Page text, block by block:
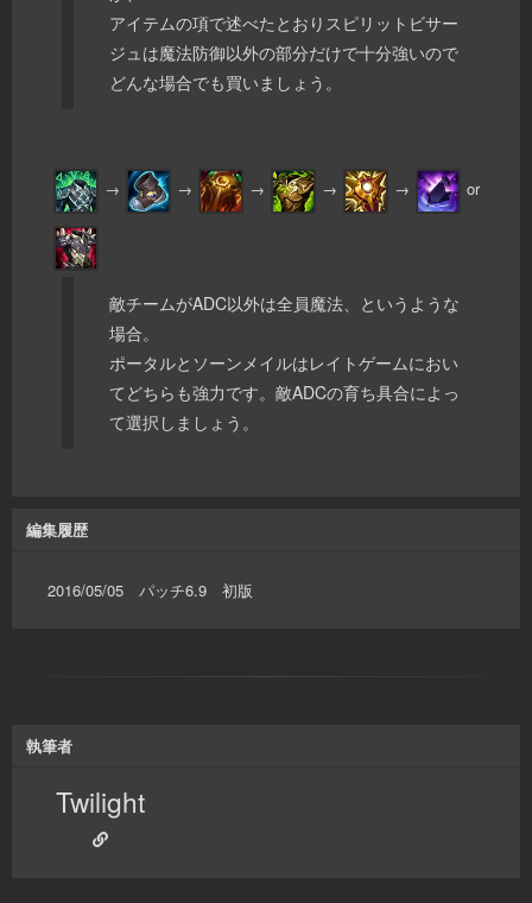
アイテムの項で述べたとおりスピリットビサー
ジュは魔法防御以外の部分だけで十分強いので
どんな場合でも買いましょう。
→ → → → → or
敵チームがADC以外は全員魔法、というような
場合。
ポータルとソーンメイルはレイトゲームにおい
てどちらも強力です。敵ADCの育ち具合によっ
て選択しましょう。
編集履歴
2016/05/05 パッチ6.9 初版
執筆者
Twilight